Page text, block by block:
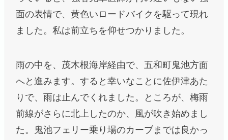
面の表情で、黄色いロードバイクを駆って現れ
ました。私は前立ちを仰せつかりました。
雨の中を、茂木根海岸経由で、五和町鬼池方面
へと進みます。すると幸いなことに佐伊津あた
りで、雨は止んでくれました。ところが、梅雨
前線がさらに北上したのか、風が吹き始めまし
た。鬼池フェリー乗り場のカーブまでは良かっ